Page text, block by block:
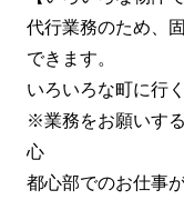
代行業務のため、
できます。
いろいろな町に行
※業務をお願いす
心
都心部でのお仕事